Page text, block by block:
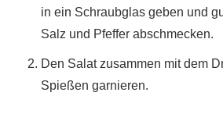
in ein Schraubglas geben und
Salz und Pfeffer abschmecken.
Den Salat zusammen mit dem
Spießen garnieren.